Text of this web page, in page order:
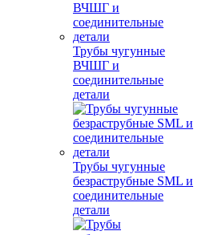
Трубы чугунные
ВЧШГ и
соединительные
детали
Трубы чугунные
безраструбные SML и
соединительные
детали